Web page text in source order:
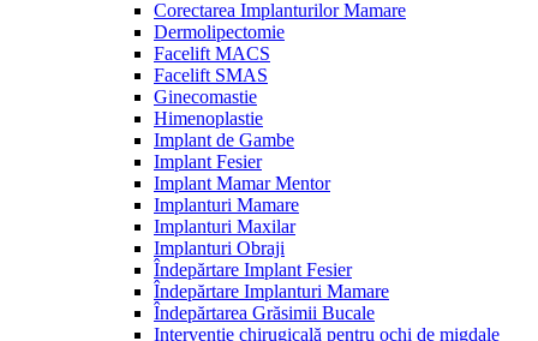
Corectarea Implanturilor Mamare
Dermolipectomie
Facelift MACS
Facelift SMAS
Ginecomastie
Himenoplastie
Implant de Gambe
Implant Fesier
Implant Mamar Mentor
Implanturi Mamare
Implanturi Maxilar
Implanturi Obraji
Îndepărtare Implant Fesier
Îndepărtare Implanturi Mamare
Îndepărtarea Grăsimii Bucale
Intervenție chirugicală pentru ochi de migdale